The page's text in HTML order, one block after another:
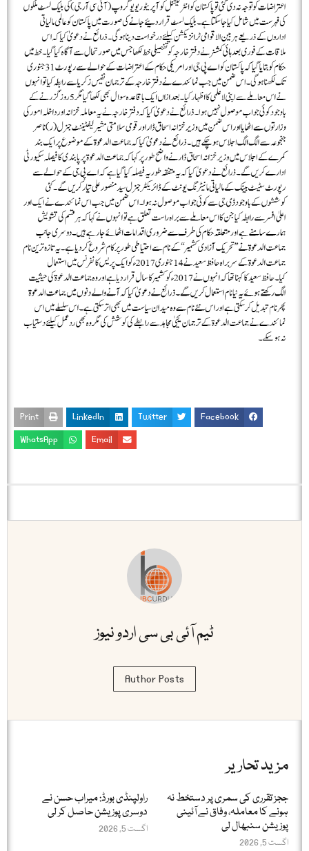
Facebook
Twitter
LinkedIn
Print
Email
WhatsApp
ٹیم آئی بی سی اردو نیوز
Author Posts
مزید تحاریر
ججز تقرری کی سمری پر دستخط نہ
ہونے کا معاملہ، وفاق نے آئینی
پوزیشن سنبھال لی
اگست 5, 2026
راولپنڈی بورڈ: میراب حسن نے
دوسری پوزیشن حاصل کر لی
اگست 5, 2026